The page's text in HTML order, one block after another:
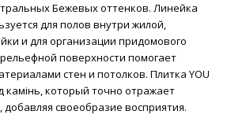
Бежевых оттенков. Линейка
для полов внутри жилой,
и для организации придомового
поверхности помогает
стен и потолков. Плитка YOU
камінь, который точно отражает
своеобразие восприятия.